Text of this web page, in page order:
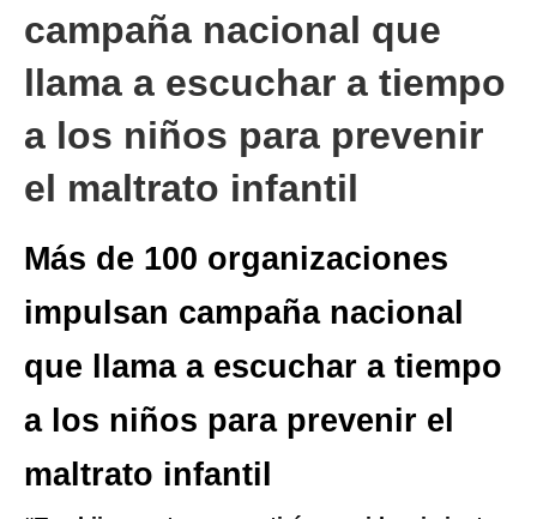
campaña nacional que
llama a escuchar a tiempo
a los niños para prevenir
el maltrato infantil
Más de 100 organizaciones
impulsan campaña nacional
que llama a escuchar a tiempo
a los niños para prevenir el
maltrato infantil